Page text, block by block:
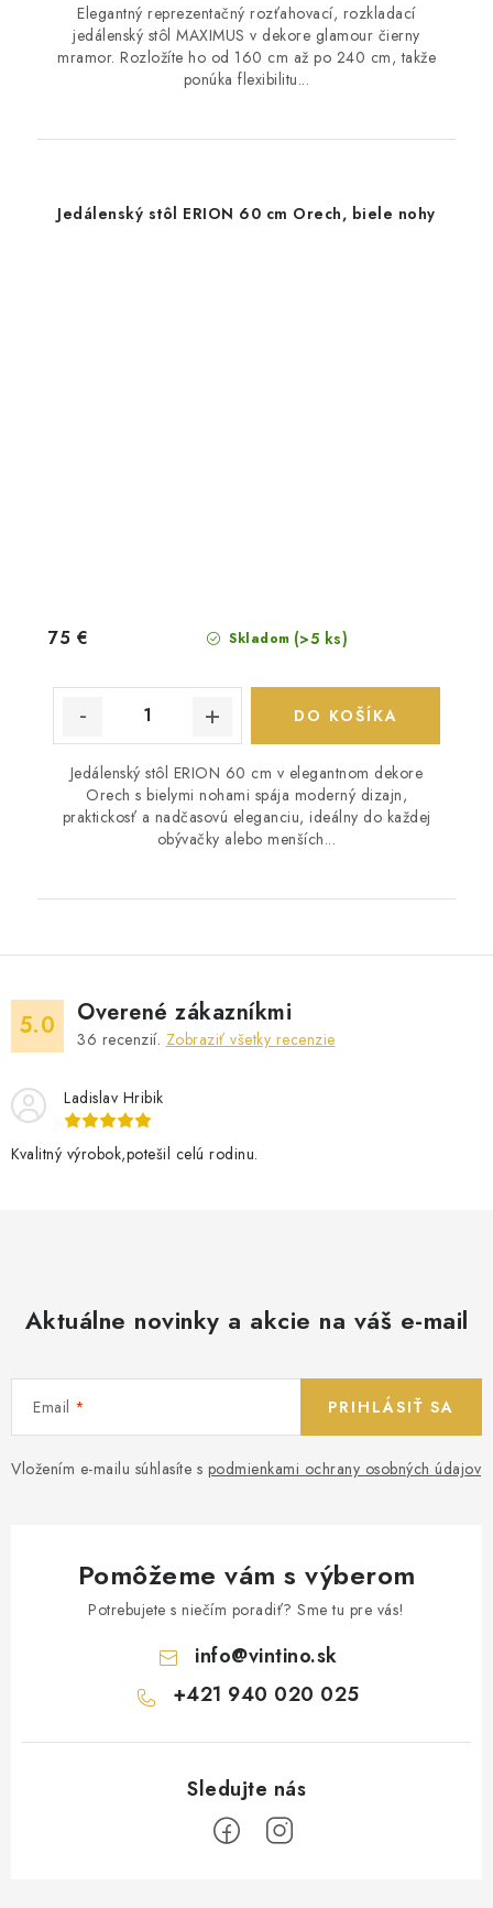
Elegantný reprezentačný rozťahovací, rozkladací
jedálenský stôl MAXIMUS v dekore glamour čierny
mramor. Rozložíte ho od 160 cm až po 240 cm, takže
ponúka flexibilitu...
Jedálenský stôl ERION 60 cm Orech, biele nohy
Skladom (>5 ks)
75 €
DO KOŠÍKA
Jedálenský stôl ERION 60 cm v elegantnom dekore
Orech s bielymi nohami spája moderný dizajn,
praktickosť a nadčasovú eleganciu, ideálny do každej
obývačky alebo menších...
5.0 Overené zákazníkmi
36 recenzií. Zobraziť všetky recenzie
Ladislav Hribik
Kvalitný výrobok,potešil celú rodinu.
Aktuálne novinky a akcie na váš e-mail
Email
Vložením e-mailu súhlasíte s podmienkami ochrany osobných údajov
PRIHLÁSIŤ SA
Pomôžeme vám s výberom
Potrebujete s niečím poradiť? Sme tu pre vás!
info@vintino.sk
+421 940 020 025